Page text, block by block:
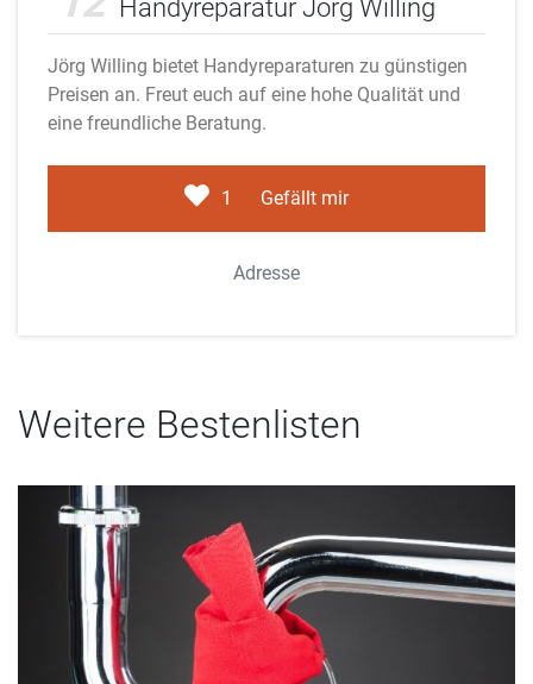
Handyreparatur Jörg Willing
Jörg Willing bietet Handyreparaturen zu günstigen
Preisen an. Freut euch auf eine hohe Qualität und
eine freundliche Beratung.
1 Gefällt mir
Adresse
Weitere Bestenlisten